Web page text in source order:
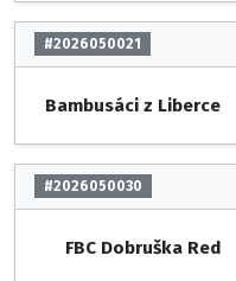
#2026050021
Bambusáci z Liberce
#2026050030
FBC Dobruška Red